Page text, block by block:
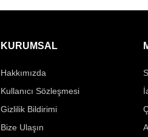
KURUMSAL
Hakkımızda
Kullanıcı Sözleşmesi
Gizlilik Bildirimi
Bize Ulaşın